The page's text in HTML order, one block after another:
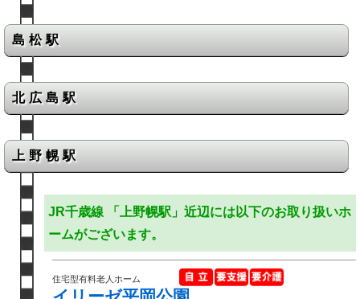
島松駅
北広島駅
上野幌駅
JR千歳線 「上野幌駅」近辺には以下のお取り扱いホ
ームがございます。
住宅型有料老人ホーム